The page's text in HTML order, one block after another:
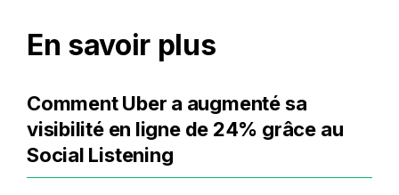
En savoir plus
Comment Uber a augmenté sa
visibilité en ligne de 24% grâce au
Social Listening